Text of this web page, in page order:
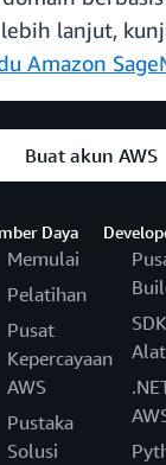
lanjut,
Amazon
Buat akun AWS
Daya
Memulai
Pelatihan
Pusat
Kepercayaan
AWS
Pustaka
Solusi
Alat